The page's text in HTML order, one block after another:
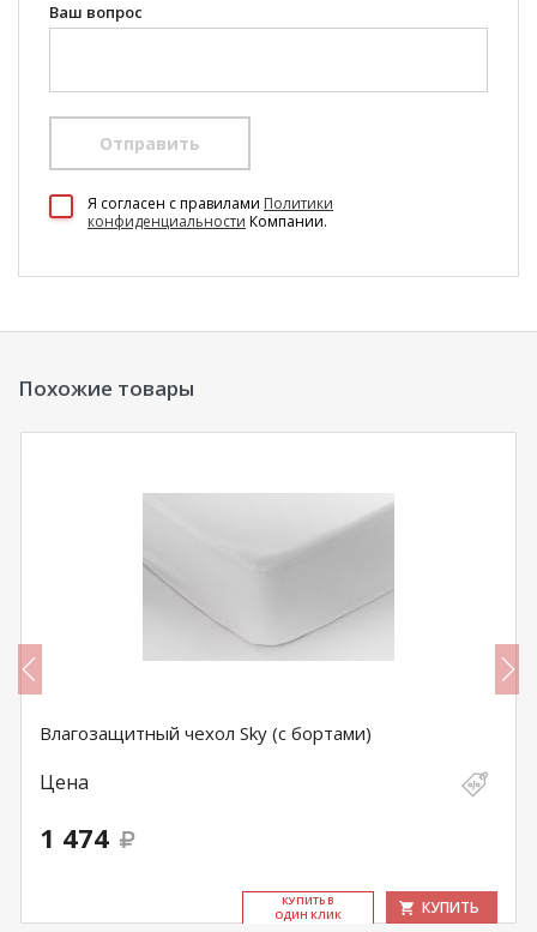
Ваш вопрос
Отправить
Я согласен c правилами Политики
конфиденциальности Компании.
Похожие товары
Влагозащитный чехол Sky (с бортами)
Цена
1 474
КУ­ПИТЬ В
ОДИН КЛИК
КУПИТЬ